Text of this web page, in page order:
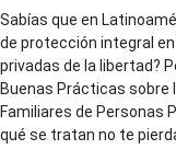
Sabías que en
de protección integral
privadas de la libertad?
Buenas Prácticas sobre
Familiares de Personas
qué se tratan no te